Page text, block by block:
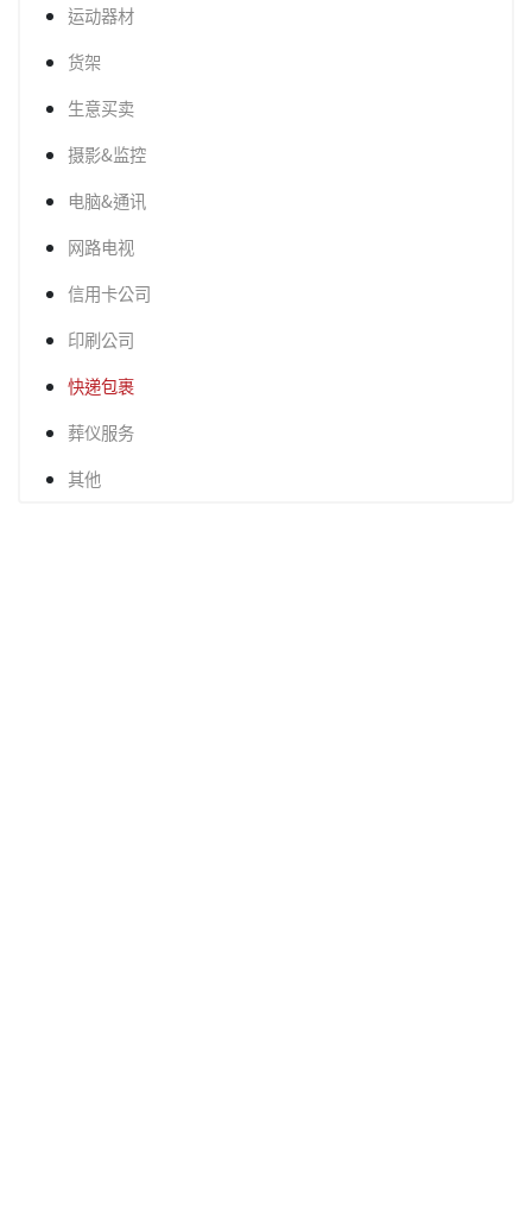
运动器材
货架
生意买卖
摄影&监控
电脑&通讯
网路电视
信用卡公司
印刷公司
快递包裹
葬仪服务
其他